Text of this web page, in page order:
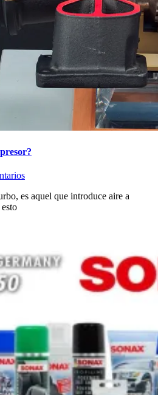
es aquel que introduce aire a